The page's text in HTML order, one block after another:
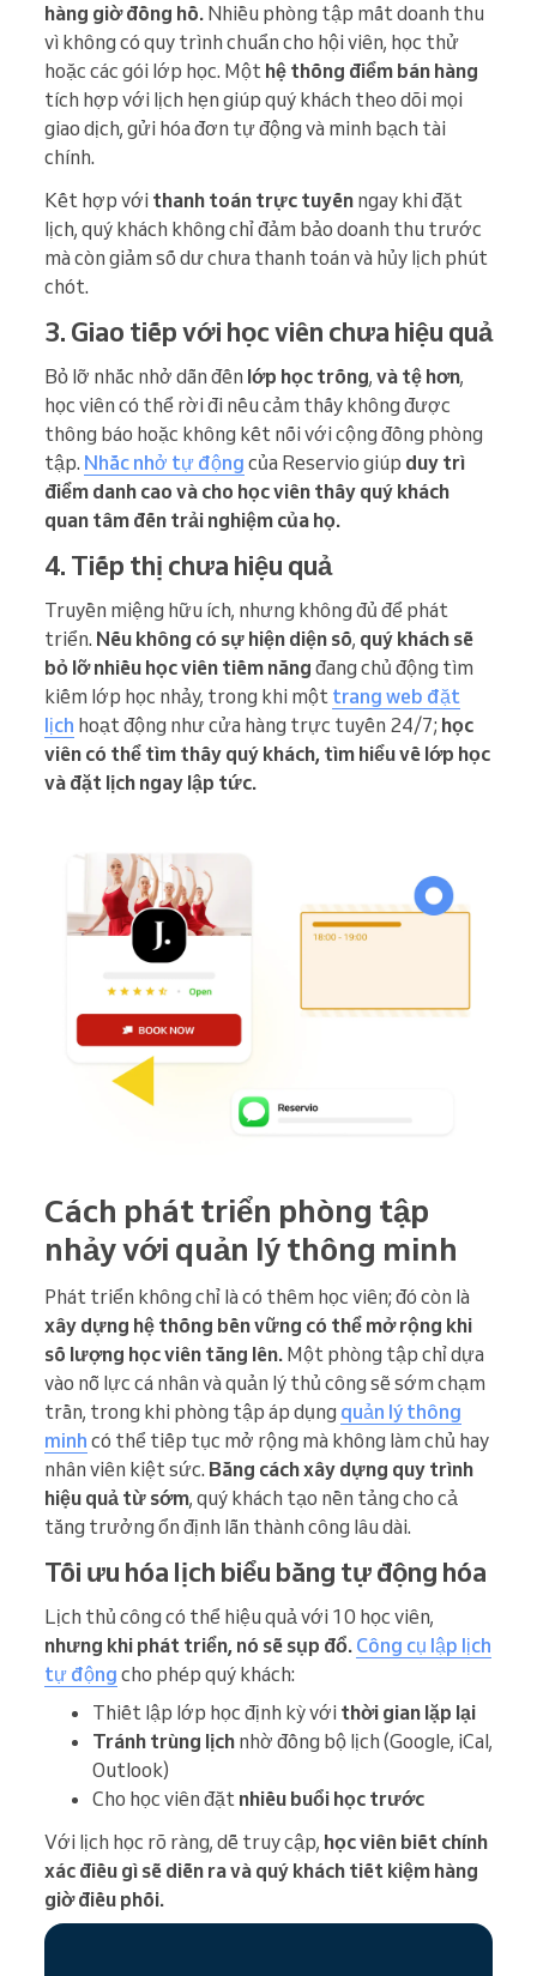
hàng giờ đồng hồ. Nhiều phòng tập mất doanh thu
vì không có quy trình chuẩn cho hội viên, học thử
hoặc các gói lớp học. Một hệ thống điểm bán hàng
tích hợp với lịch hẹn giúp quý khách theo dõi mọi
giao dịch, gửi hóa đơn tự động và minh bạch tài
chính.
Kết hợp với thanh toán trực tuyến ngay khi đặt
lịch, quý khách không chỉ đảm bảo doanh thu trước
mà còn giảm số dư chưa thanh toán và hủy lịch phút
chót.
3. Giao tiếp với học viên chưa hiệu quả
Bỏ lỡ nhắc nhở dẫn đến lớp học trống, và tệ hơn,
học viên có thể rời đi nếu cảm thấy không được
thông báo hoặc không kết nối với cộng đồng phòng
tập. Nhắc nhở tự động của Reservio giúp duy trì
điểm danh cao và cho học viên thấy quý khách
quan tâm đến trải nghiệm của họ.
4. Tiếp thị chưa hiệu quả
Truyền miệng hữu ích, nhưng không đủ để phát
triển. Nếu không có sự hiện diện số, quý khách sẽ
bỏ lỡ nhiều học viên tiềm năng đang chủ động tìm
kiếm lớp học nhảy, trong khi một trang web đặt
lịch hoạt động như cửa hàng trực tuyến 24/7; học
viên có thể tìm thấy quý khách, tìm hiểu về lớp học
và đặt lịch ngay lập tức.
Cách phát triển phòng tập
nhảy với quản lý thông minh
Phát triển không chỉ là có thêm học viên; đó còn là
xây dựng hệ thống bền vững có thể mở rộng khi
số lượng học viên tăng lên. Một phòng tập chỉ dựa
vào nỗ lực cá nhân và quản lý thủ công sẽ sớm chạm
trần, trong khi phòng tập áp dụng quản lý thông
minh có thể tiếp tục mở rộng mà không làm chủ hay
nhân viên kiệt sức. Bằng cách xây dựng quy trình
hiệu quả từ sớm, quý khách tạo nền tảng cho cả
tăng trưởng ổn định lẫn thành công lâu dài.
Tối ưu hóa lịch biểu bằng tự động hóa
Lịch thủ công có thể hiệu quả với 10 học viên,
nhưng khi phát triển, nó sẽ sụp đổ. Công cụ lập lịch
tự động cho phép quý khách:
Thiết lập lớp học định kỳ với thời gian lặp lại
Tránh trùng lịch nhờ đồng bộ lịch (Google, iCal,
Outlook)
Cho học viên đặt nhiều buổi học trước
Với lịch học rõ ràng, dễ truy cập, học viên biết chính
xác điều gì sẽ diễn ra và quý khách tiết kiệm hàng
giờ điều phối.